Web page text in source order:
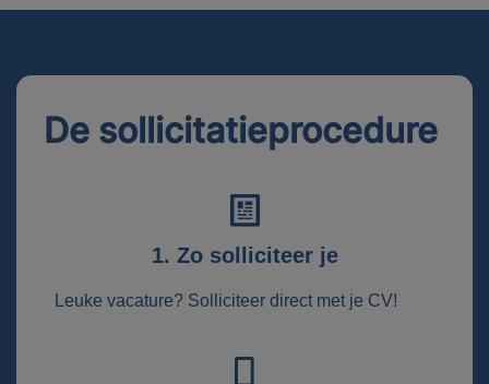
De sollicitatieprocedure
1. Zo solliciteer je
Leuke vacature? Solliciteer direct met je CV!